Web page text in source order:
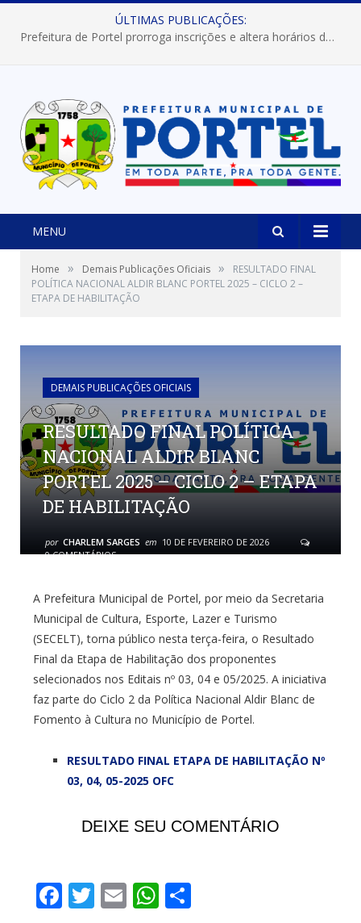
ÚLTIMAS PUBLICAÇÕES:
Prefeitura de Portel prorroga inscrições e altera horários dos concursos “Musa” e “Miss Mix Verão 2026”
MENU
Home » Demais Publicações Oficiais »
RESULTADO FINAL
POLÍTICA NACIONAL ALDIR BLANC PORTEL 2025 – CICLO 2 –
ETAPA DE HABILITAÇÃO
DEMAIS PUBLICAÇÕES OFICIAIS
RESULTADO FINAL POLÍTICA
NACIONAL ALDIR BLANC
PORTEL 2025 – CICLO 2 – ETAPA
DE HABILITAÇÃO
por CHARLEM SARGES em 10 DE FEVEREIRO DE 2026
0 COMENTÁRIOS
A Prefeitura Municipal de Portel, por meio da Secretaria
Municipal de Cultura, Esporte, Lazer e Turismo
(SECELT), torna público nesta terça-feira, o Resultado
Final da Etapa de Habilitação dos proponentes
selecionados nos Editais nº 03, 04 e 05/2025. A iniciativa
faz parte do Ciclo 2 da Política Nacional Aldir Blanc de
Fomento à Cultura no Município de Portel.
RESULTADO FINAL ETAPA DE HABILITAÇÃO Nº
03, 04, 05-2025 OFC
DEIXE SEU COMENTÁRIO
Facebook
Twitter
EmailWhatsApp
Share